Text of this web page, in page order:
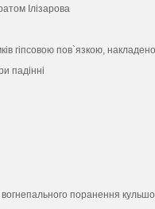
Iлiзарова
гiпсовою пов`язкою,
падiннi
поранення